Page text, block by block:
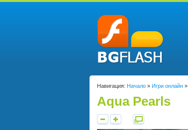
Навигация: Начало» Игри онлайн»
Aqua Pearls